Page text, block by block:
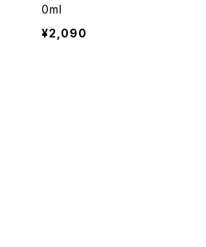
0ml
¥2,090